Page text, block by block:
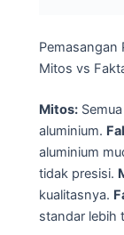
Pemasangan
Mitos vs
Mitos:
aluminium.
aluminium
tidak presisi.
kualitasnya.
standar lebih